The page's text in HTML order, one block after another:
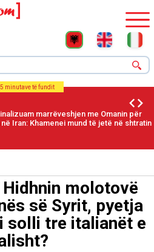
5 minutave të fundit
marrëveshjen me Omanin për
Iran: Khamenei mund të jetë në shtratin
molotovë
së Syrit, pyetja
solli tre italianët e